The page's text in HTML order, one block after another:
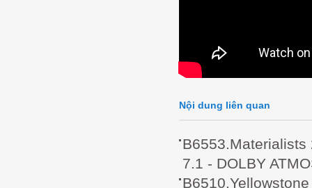
Nội dung liên quan
B6553.Materialists
7.1 - DOLBY